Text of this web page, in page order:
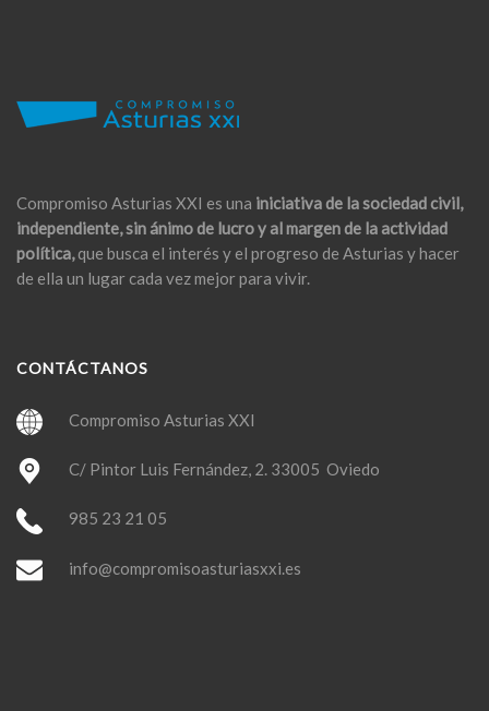
Compromiso Asturias XXI es una iniciativa de la sociedad civil,
independiente, sin ánimo de lucro y al margen de la actividad
política,que busca el interés y el progreso de Asturias y hacer
de ella un lugar cada vez mejor para vivir.
CONTÁCTANOS
Compromiso Asturias XXI
C/ Pintor Luis Fernández, 2. 33005 Oviedo
985 23 21 05
info@compromisoasturiasxxi.es